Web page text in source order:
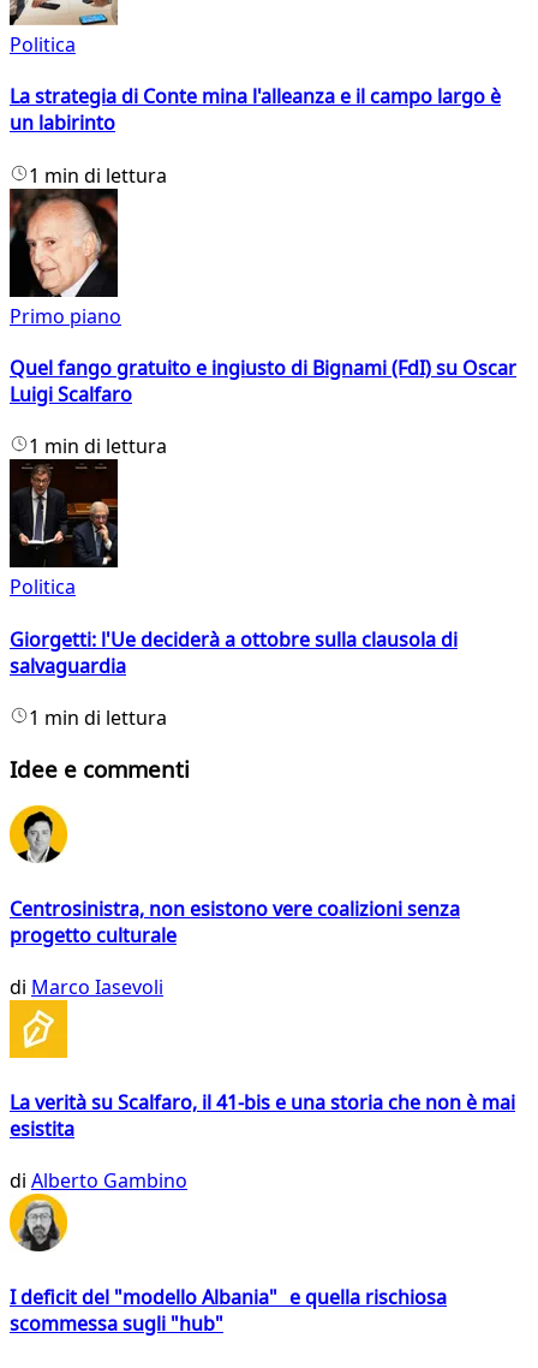
Politica
La strategia di Conte mina l'alleanza e il campo largo è
un labirinto
1 min di lettura
Primo piano
Quel fango gratuito e ingiusto di Bignami (FdI) su Oscar
Luigi Scalfaro
1 min di lettura
Politica
Giorgetti: l'Ue deciderà a ottobre sulla clausola di
salvaguardia
1 min di lettura
Idee e commenti
Centrosinistra, non esistono vere coalizioni senza
progetto culturale
di Marco Iasevoli
La verità su Scalfaro, il 41-bis e una storia che non è mai
esistita
di Alberto Gambino
I deficit del "modello Albania" e quella rischiosa
scommessa sugli "hub"